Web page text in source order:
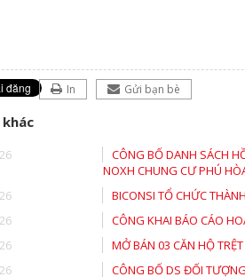
In Gửi bạn bè
CÔNG BỐ DANH SÁCH
NOXH CHUNG CƯ PHÚ
BICONSI TỔ CHỨC
CÔNG KHAI BÁO CÁO
MỞ BÁN 03 CĂN HỘ
CÔNG BỐ DS ĐỐI